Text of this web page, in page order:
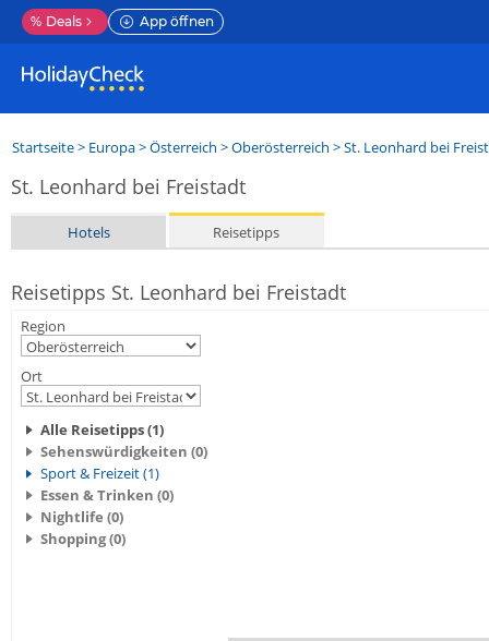
% Deals App öffnen
Startseite> Europa>Österreich >Oberösterreich >St. Leonhard bei
St. Leonhard bei Freistadt
Hotels Reisetipps
Reisetipps St. Leonhard bei Freistadt
Region
Ort
Alle Reisetipps (1)
Sehenswürdigkeiten (0)
Sport & Freizeit (1)
Essen & Trinken (0)
Nightlife (0)
Shopping (0)